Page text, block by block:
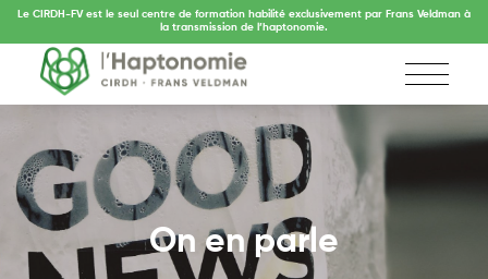
Le CIRDH-FV est le seul centre de formation habilité exclusivement par Frans Veldman à
la transmission de l’haptonomie.
On en parle